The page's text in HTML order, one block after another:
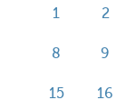
1 2
8 9
15 16